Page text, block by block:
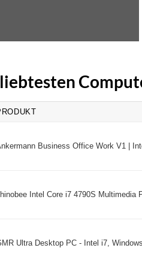
Business Office Work V1 |
Intel Core i7 4790S Multimedia
Ultra Desktop PC - Intel i7,